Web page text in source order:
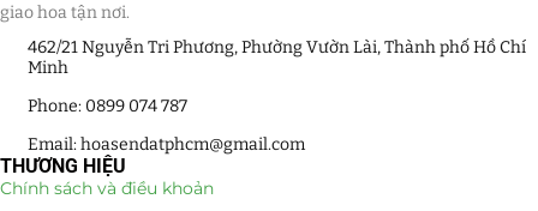
giao hoa tận nơi.
462/21 Nguyễn Tri Phương, Phường Vườn Lài, Thành phố Hồ Chí
Minh
Phone: 0899 074 787
Email: hoasendatphcm@gmail.com
THƯƠNG HIỆU
Chính sách và điều khoản